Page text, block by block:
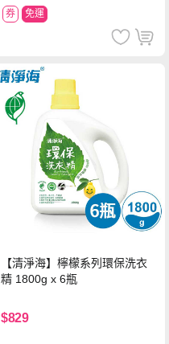
券 免運
【清淨海】檸檬系列環保洗衣
精 1800g x 6瓶
$829